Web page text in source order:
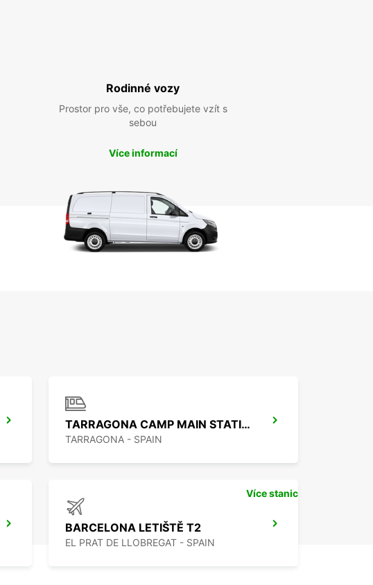
Rodinné vozy
Prostor pro vše, co potřebujete vzít s
sebou
Více informací
TARRAGONA CAMP MAIN STATION
TARRAGONA - SPAIN
BARCELONA LETIŠTĚ T2
EL PRAT DE LLOBREGAT - SPAIN
Více stanic